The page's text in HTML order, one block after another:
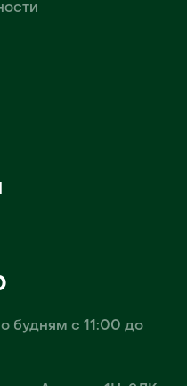
будням с 11:00 до